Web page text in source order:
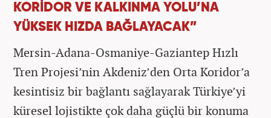
KORİDOR VE KALKINMA YOLU’NA
YÜKSEK HIZDA BAĞLAYACAK”
Mersin-Adana-Osmaniye-Gaziantep Hızlı
Tren Projesi’nin Akdeniz’den Orta Koridor’a
kesintisiz bir bağlantı sağlayarak Türkiye’yi
küresel lojistikte çok daha güçlü bir konuma